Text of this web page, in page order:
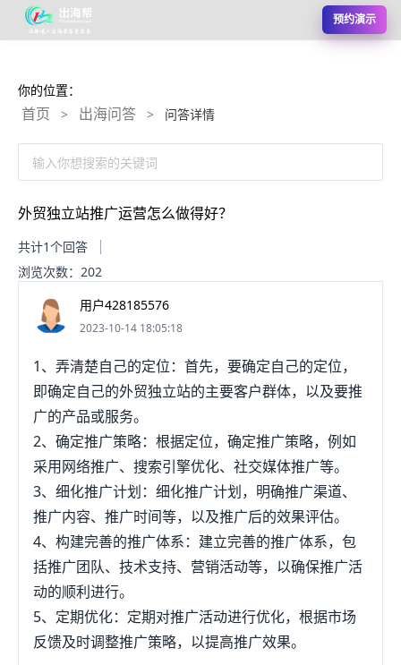
预约演示
你的位置：
首页 > 出海问答 > 问答详情
输入你想搜索的关键词
外贸独立站推广运营怎么做得好？
共计1个回答
浏览次数：202
用户428185576
2023-10-14 18:05:18
1、弄清楚自己的定位：首先，要确定自己的定位，
即确定自己的外贸独立站的主要客户群体，以及要推
广的产品或服务。
2、确定推广策略：根据定位，确定推广策略，例如
采用网络推广、搜索引擎优化、社交媒体推广等。
3、细化推广计划：细化推广计划，明确推广渠道、
推广内容、推广时间等，以及推广后的效果评估。
4、构建完善的推广体系：建立完善的推广体系，包
括推广团队、技术支持、营销活动等，以确保推广活
动的顺利进行。
5、定期优化：定期对推广活动进行优化，根据市场
反馈及时调整推广策略，以提高推广效果。